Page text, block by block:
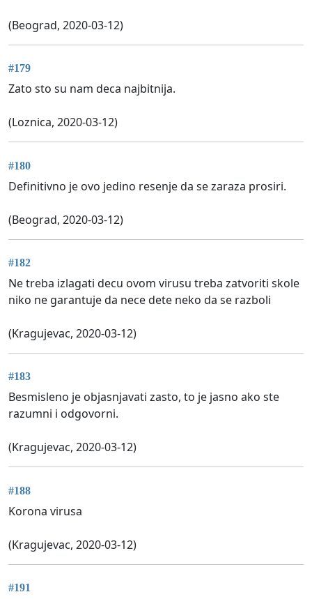
(Beograd, 2020-03-12)
#179
Zato sto su nam deca najbitnija.
(Loznica, 2020-03-12)
#180
Definitivno je ovo jedino resenje da se zaraza prosiri.
(Beograd, 2020-03-12)
#182
Ne treba izlagati decu ovom virusu treba zatvoriti skole
niko ne garantuje da nece dete neko da se razboli
(Kragujevac, 2020-03-12)
#183
Besmisleno je objasnjavati zasto, to je jasno ako ste
razumni i odgovorni.
(Kragujevac, 2020-03-12)
#188
Korona virusa
(Kragujevac, 2020-03-12)
#191